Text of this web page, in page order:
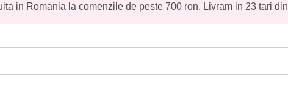
pentru înțelegere și vă așteptăm cu
in Romania la comenzile de peste 700 ron. Livram in 23 tari